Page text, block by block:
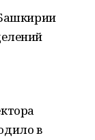
в